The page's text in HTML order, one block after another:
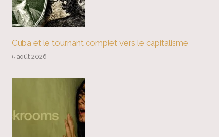
Cuba et le tournant complet vers le capitalisme
5 août 2026